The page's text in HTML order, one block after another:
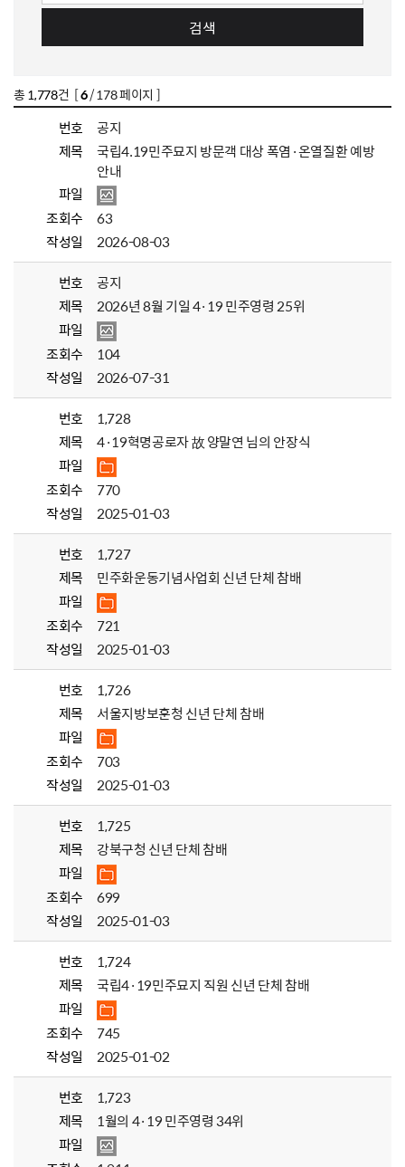
검색
총 1,778건 [6/ 178 페이지 ]
번호
공지
제목
국립4.19민주묘지 방문객 대상 폭염·온열질환 예방
안내
파일
조회수
63
작성일
2026-08-03
번호
공지
제목
2026년 8월 기일 4·19 민주영령 25위
파일
조회수
104
작성일
2026-07-31
번호
1,728
제목
4·19혁명공로자 故 양말연 님의 안장식
파일
조회수
770
작성일
2025-01-03
번호
1,727
제목
민주화운동기념사업회 신년 단체 참배
파일
조회수
721
작성일
2025-01-03
번호
1,726
제목
서울지방보훈청 신년 단체 참배
파일
조회수
703
작성일
2025-01-03
번호
1,725
제목
강북구청 신년 단체 참배
파일
조회수
699
작성일
2025-01-03
번호
1,724
제목
국립4·19민주묘지 직원 신년 단체 참배
파일
조회수
745
작성일
2025-01-02
번호
1,723
제목
1월의 4·19 민주영령 34위
파일